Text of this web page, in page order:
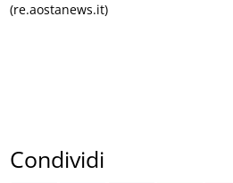
(re.aostanews.it)
Condividi